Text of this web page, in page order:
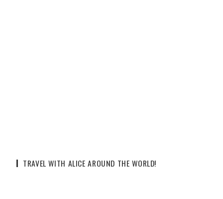
TRAVEL WITH ALICE AROUND THE WORLD!